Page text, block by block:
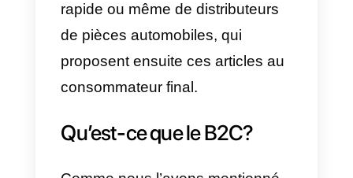
d’autres entreprises. Cela peut
s’appliquer tant au monde
numérique qu’au monde
numérique, nous pouvons